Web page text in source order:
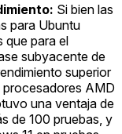
Si bien las
para Ubuntu
que para el
subyacente de
superior
procesadores AMD
una ventaja de
de 100 pruebas, y